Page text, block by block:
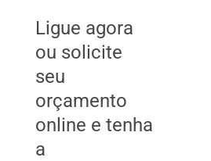
Ligue agora
ou solicite
seu
orçamento
online e tenha
a